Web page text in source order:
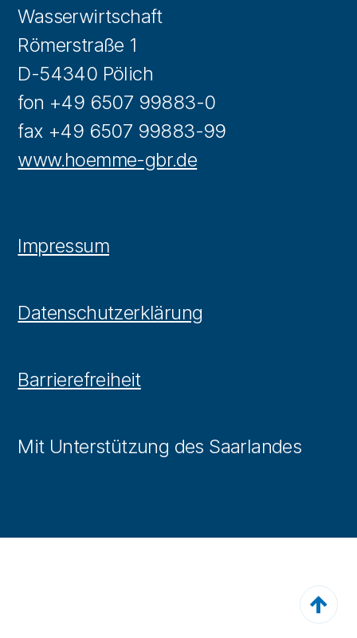
Wasserwirtschaft
Römerstraße 1
D-54340 Pölich
fon +49 6507 99883-0
fax +49 6507 99883-99
www.hoemme-gbr.de
Impressum
Datenschutzerklärung
Barrierefreiheit
Mit Unterstützung des Saarlandes
